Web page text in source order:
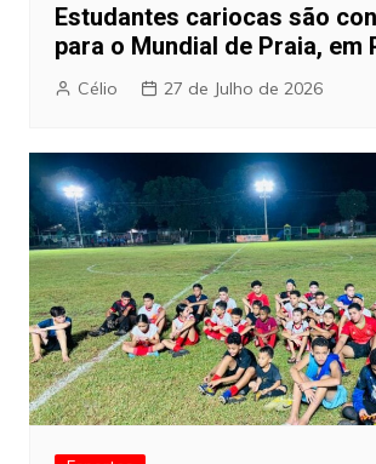
Estudantes cariocas são
para o Mundial de Praia, em
Célio 27 de Julho de 2026